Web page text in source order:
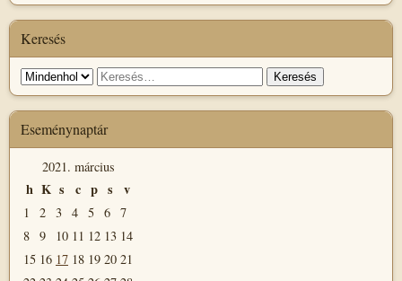
Keresés
Keresés
helye
Keresés:
Eseménynaptár
2021. március
h K s c p s v
1 2 3 4 5 6 7
8 9 10 11 12 13 14
15 16 17 18 19 20 21